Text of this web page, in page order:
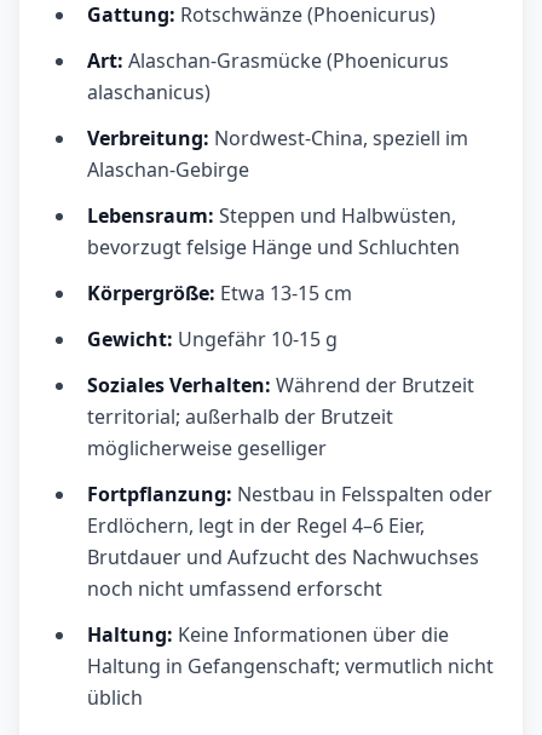
Gattung: Rotschwänze (Phoenicurus)
Art: Alaschan-Grasmücke (Phoenicurus
alaschanicus)
Verbreitung: Nordwest-China, speziell im
Alaschan-Gebirge
Lebensraum: Steppen und Halbwüsten,
bevorzugt felsige Hänge und Schluchten
Körpergröße: Etwa 13-15 cm
Gewicht: Ungefähr 10-15 g
Soziales Verhalten: Während der Brutzeit
territorial; außerhalb der Brutzeit
möglicherweise geselliger
Fortpflanzung: Nestbau in Felsspalten oder
Erdlöchern, legt in der Regel 4–6 Eier,
Brutdauer und Aufzucht des Nachwuchses
noch nicht umfassend erforscht
Haltung: Keine Informationen über die
Haltung in Gefangenschaft; vermutlich nicht
üblich